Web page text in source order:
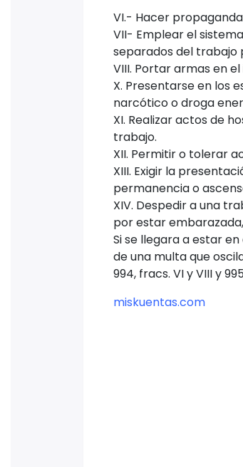
VI.- Hacer
VII- Emplear el
separados del trabajo
VIII. Portar armas en
X. Presentarse en los
narcótico o droga
XI. Realizar actos de
trabajo.
XII. Permitir o tolerar
XIII. Exigir la
permanencia o
XIV. Despedir a una
por estar
Si se llegara a estar
de una multa que
994, fracs. VI y VIII y
miskuentas.com